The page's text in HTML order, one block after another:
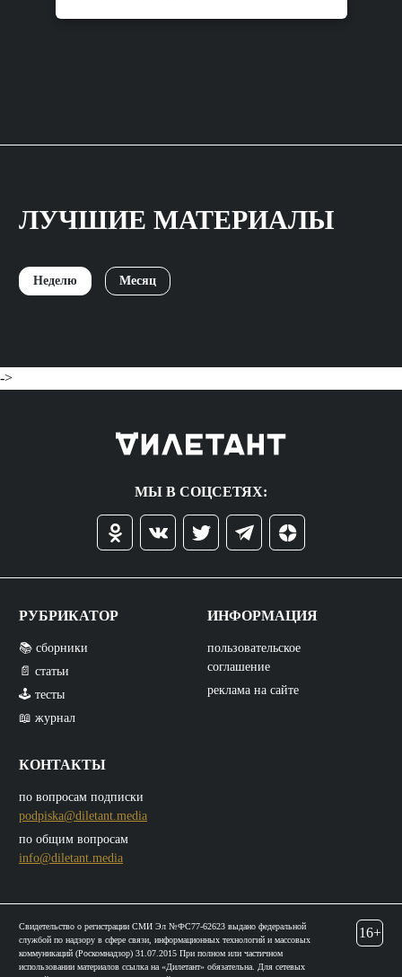
ЛУЧШИЕ МАТЕРИАЛЫ
Неделю Месяц
->
МЫ В СОЦСЕТЯХ:
РУБРИКАТОР
📚 сборники
📄 статьи
🕹️ тесты
📖 журнал
КОНТАКТЫ
по вопросам подписки
podpiska@diletant.media
по общим вопросам
info@diletant.media
ИНФОРМАЦИЯ
пользовательское
соглашение
реклама на сайте
Свидетельство о регистрации СМИ Эл №ФС77-62623 выдано федеральной
службой по надзору в сфере связи, информационных технологий и массовых
коммуникаций (Роскомнадзор) 31.07.2015 При полном или частичном
использовании материалов ссылка на «Дилетант» обязательна. Для сетевых
16+